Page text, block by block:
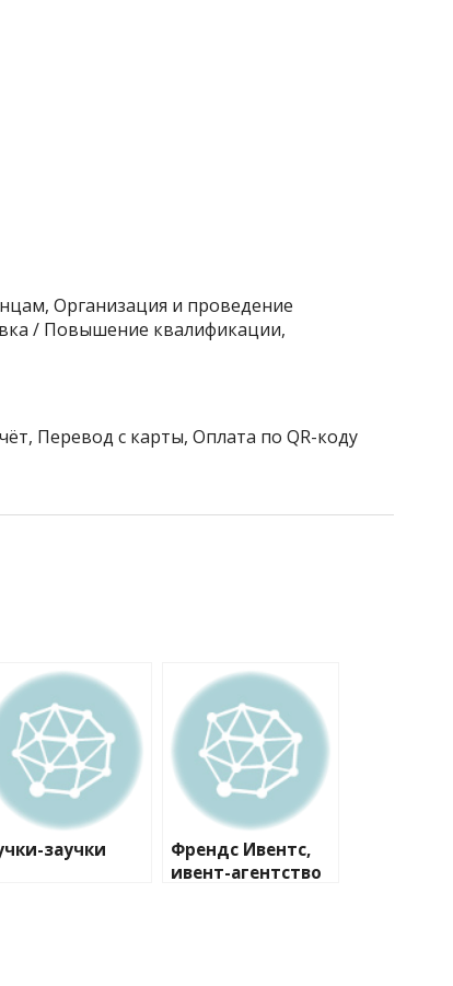
Организация и проведение
/ Повышение квалификации,
Перевод с карты, Оплата по QR-коду
заучки
Френдс Ивентс,
ивент-агентство